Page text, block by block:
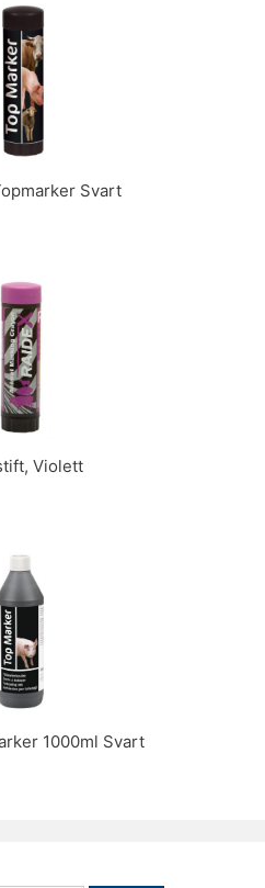
Svart
Violett
1000ml Svart